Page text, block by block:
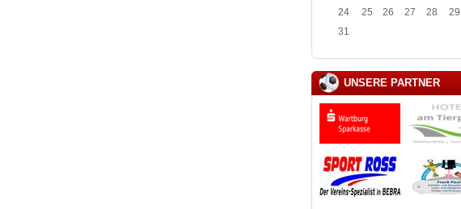
24
25 26 27 28 29
31
UNSERE PARTNER